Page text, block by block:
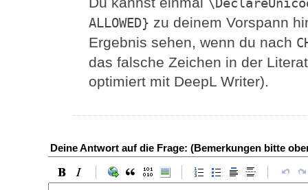
ALLOWED} zu deinem Vorspann
Ergebnis sehen, wenn du nach
das falsche Zeichen in der
optimiert mit DeepL Writer).
Deine Antwort auf die Frage: (Bemerkungen bitte